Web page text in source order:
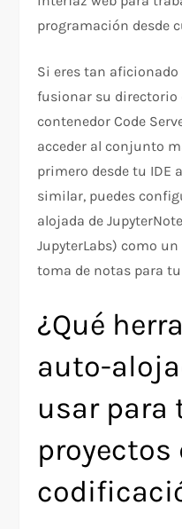
programación desde
Si eres tan aficionado
fusionar su directorio
contenedor Code
acceder al conjunto
primero desde tu IDE
similar, puedes
alojada de
JupyterLabs) como
toma de notas para
¿Qué
auto-
usar para
proyectos